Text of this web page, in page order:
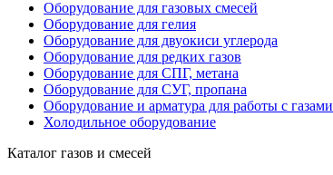
Оборудование для газовых смесей
Оборудование для гелия
Оборудование для двуокиси углерода
Оборудование для редких газов
Оборудование для СПГ, метана
Оборудование для СУГ, пропана
Оборудование и арматура для работы с газами
Холодильное оборудование
Каталог газов и смесей